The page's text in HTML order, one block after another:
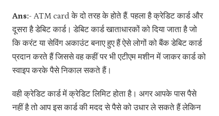
Ans:- ATM card के दो तरह के होते हैं. पहला है क्रेडिट कार्ड और
दूसरा है डेबिट कार्ड। डेबिट कार्ड खाताधारकों को दिया जाता है जो
कि करंट या सेविंग अकाउंट बनाए हुए हैं ऐसे लोगों को बैंक डेबिट कार्ड
प्रदान करते हैं जिससे वह कहीं पर भी एटीएम मशीन में जाकर कार्ड को
स्वाइप करके पैसे निकाल सकते हैं।
वही क्रेडिट कार्ड में क्रेडिट लिमिट होता है। अगर आपके पास पैसे
नहीं है तो आप इस कार्ड की मदद से पैसे को उधार ले सकते हैं लेकिन